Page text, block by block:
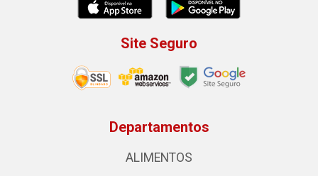
Site Seguro
Departamentos
ALIMENTOS